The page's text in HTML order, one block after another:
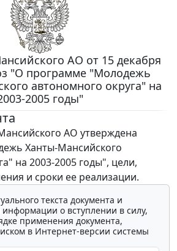
АО от 15 декабря
"О программе "Молодежь
автономного округа" на
2005 годы"
АО утверждена
Ханты-Мансийского
на 2003-2005 годы", цели,
и сроки ее реализации.
текста документа и
о вступлении в силу,
применения документа,
в Интернет-версии системы